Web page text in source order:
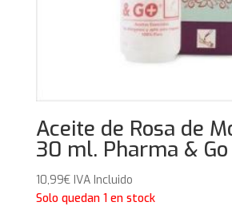
Aceite de Rosa de
30 ml. Pharma & Go
10,99€ IVA Incluido
Solo quedan 1 en stock